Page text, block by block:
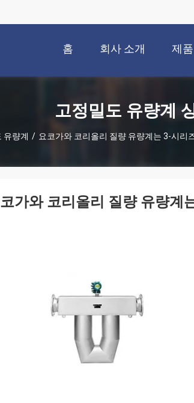
홈 회사 소개 제
고정밀도 유량계
유량계 / 요코가와 코리올리 질량 유량계는 3-시리
가와 코리올리 질량 유량계